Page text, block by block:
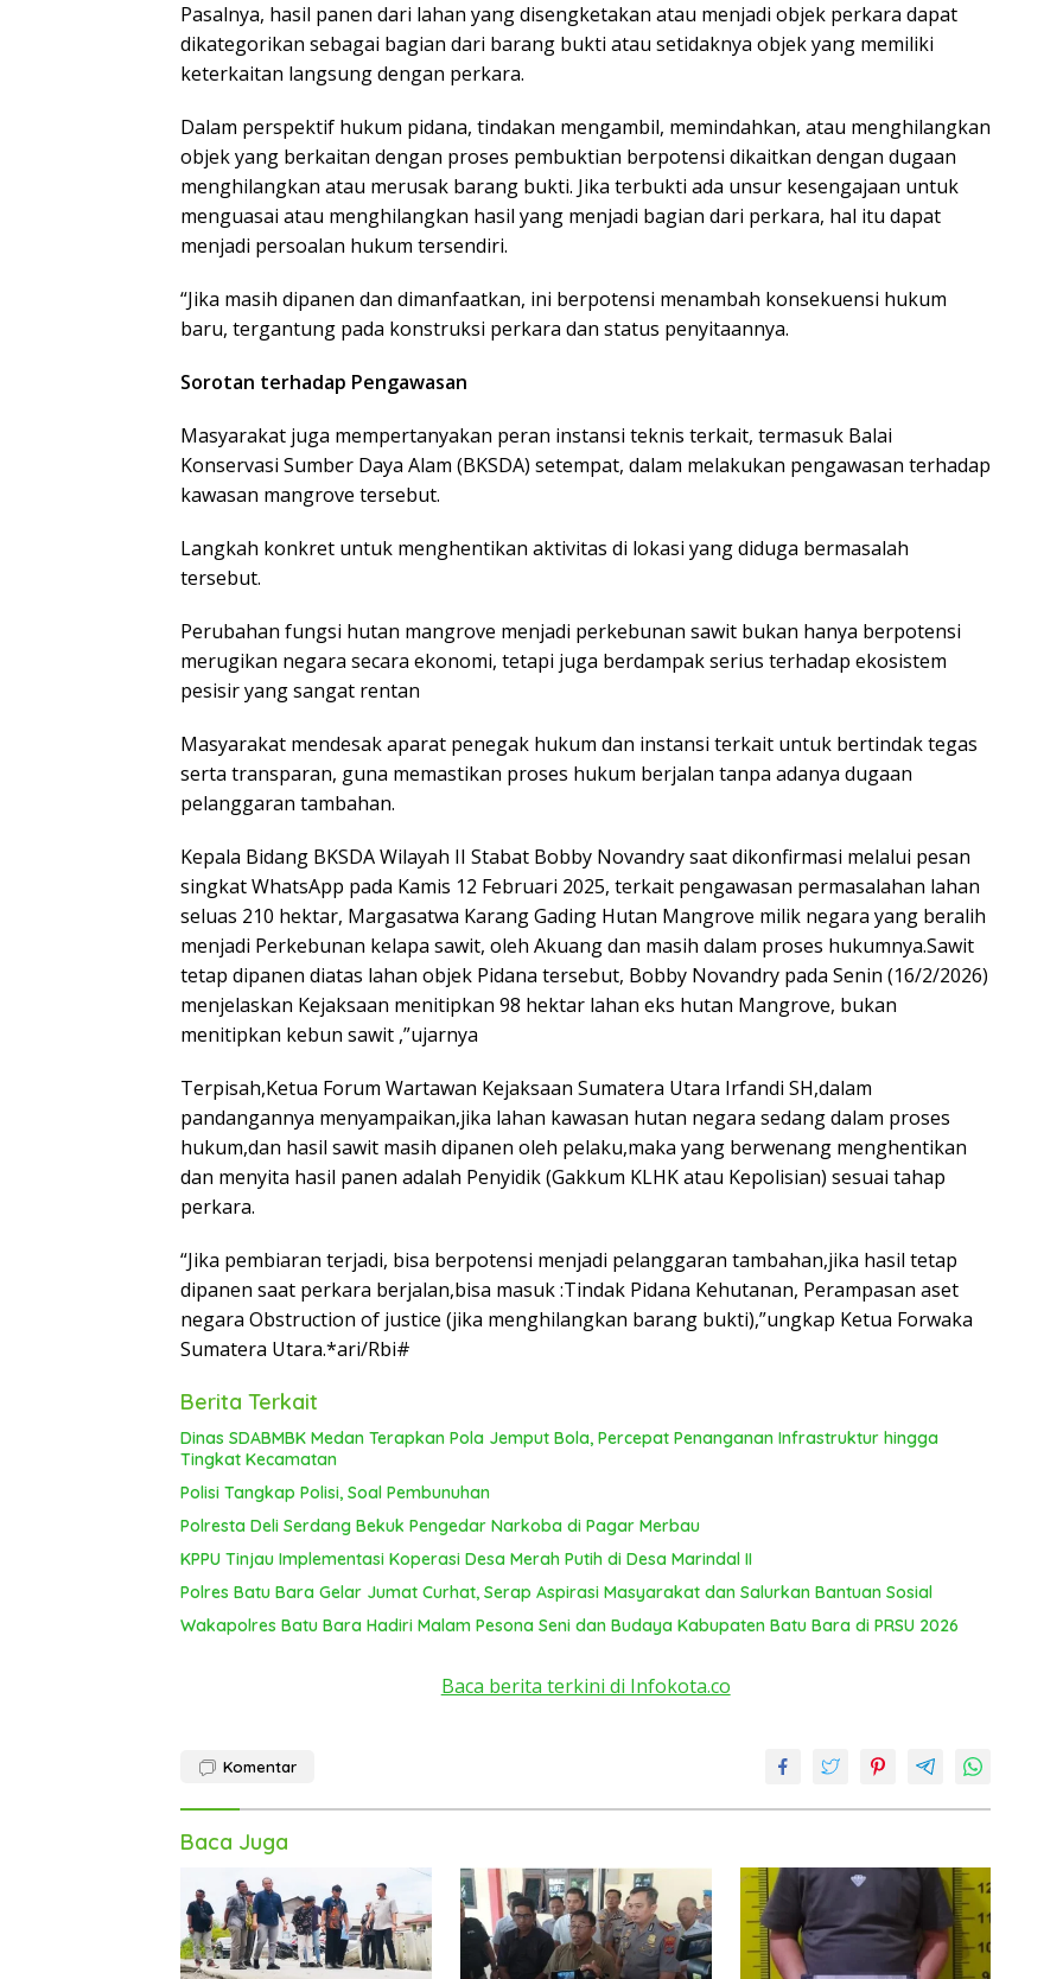
Pasalnya, hasil panen dari lahan yang disengketakan atau menjadi objek perkara dapat
dikategorikan sebagai bagian dari barang bukti atau setidaknya objek yang memiliki
keterkaitan langsung dengan perkara.
Dalam perspektif hukum pidana, tindakan mengambil, memindahkan, atau menghilangkan
objek yang berkaitan dengan proses pembuktian berpotensi dikaitkan dengan dugaan
menghilangkan atau merusak barang bukti. Jika terbukti ada unsur kesengajaan untuk
menguasai atau menghilangkan hasil yang menjadi bagian dari perkara, hal itu dapat
menjadi persoalan hukum tersendiri.
“Jika masih dipanen dan dimanfaatkan, ini berpotensi menambah konsekuensi hukum
baru, tergantung pada konstruksi perkara dan status penyitaannya.
Sorotan terhadap Pengawasan
Masyarakat juga mempertanyakan peran instansi teknis terkait, termasuk Balai
Konservasi Sumber Daya Alam (BKSDA) setempat, dalam melakukan pengawasan terhadap
kawasan mangrove tersebut.
Langkah konkret untuk menghentikan aktivitas di lokasi yang diduga bermasalah
tersebut.
Perubahan fungsi hutan mangrove menjadi perkebunan sawit bukan hanya berpotensi
merugikan negara secara ekonomi, tetapi juga berdampak serius terhadap ekosistem
pesisir yang sangat rentan
Masyarakat mendesak aparat penegak hukum dan instansi terkait untuk bertindak tegas
serta transparan, guna memastikan proses hukum berjalan tanpa adanya dugaan
pelanggaran tambahan.
Kepala Bidang BKSDA Wilayah II Stabat Bobby Novandry saat dikonfirmasi melalui pesan
singkat WhatsApp pada Kamis 12 Februari 2025, terkait pengawasan permasalahan lahan
seluas 210 hektar, Margasatwa Karang Gading Hutan Mangrove milik negara yang beralih
menjadi Perkebunan kelapa sawit, oleh Akuang dan masih dalam proses hukumnya.Sawit
tetap dipanen diatas lahan objek Pidana tersebut, Bobby Novandry pada Senin (16/2/2026)
menjelaskan Kejaksaan menitipkan 98 hektar lahan eks hutan Mangrove, bukan
menitipkan kebun sawit ,”ujarnya
Terpisah,Ketua Forum Wartawan Kejaksaan Sumatera Utara Irfandi SH,dalam
pandangannya menyampaikan,jika lahan kawasan hutan negara sedang dalam proses
hukum,dan hasil sawit masih dipanen oleh pelaku,maka yang berwenang menghentikan
dan menyita hasil panen adalah Penyidik (Gakkum KLHK atau Kepolisian) sesuai tahap
perkara.
“Jika pembiaran terjadi, bisa berpotensi menjadi pelanggaran tambahan,jika hasil tetap
dipanen saat perkara berjalan,bisa masuk :Tindak Pidana Kehutanan, Perampasan aset
negara Obstruction of justice (jika menghilangkan barang bukti),”ungkap Ketua Forwaka
Sumatera Utara.*ari/Rbi#
Berita Terkait
Dinas SDABMBK Medan Terapkan Pola Jemput Bola, Percepat Penanganan Infrastruktur hingga
Tingkat Kecamatan
Polisi Tangkap Polisi, Soal Pembunuhan
Polresta Deli Serdang Bekuk Pengedar Narkoba di Pagar Merbau
KPPU Tinjau Implementasi Koperasi Desa Merah Putih di Desa Marindal II
Polres Batu Bara Gelar Jumat Curhat, Serap Aspirasi Masyarakat dan Salurkan Bantuan Sosial
Wakapolres Batu Bara Hadiri Malam Pesona Seni dan Budaya Kabupaten Batu Bara di PRSU 2026
Baca berita terkini di Infokota.co
Komentar
Baca Juga